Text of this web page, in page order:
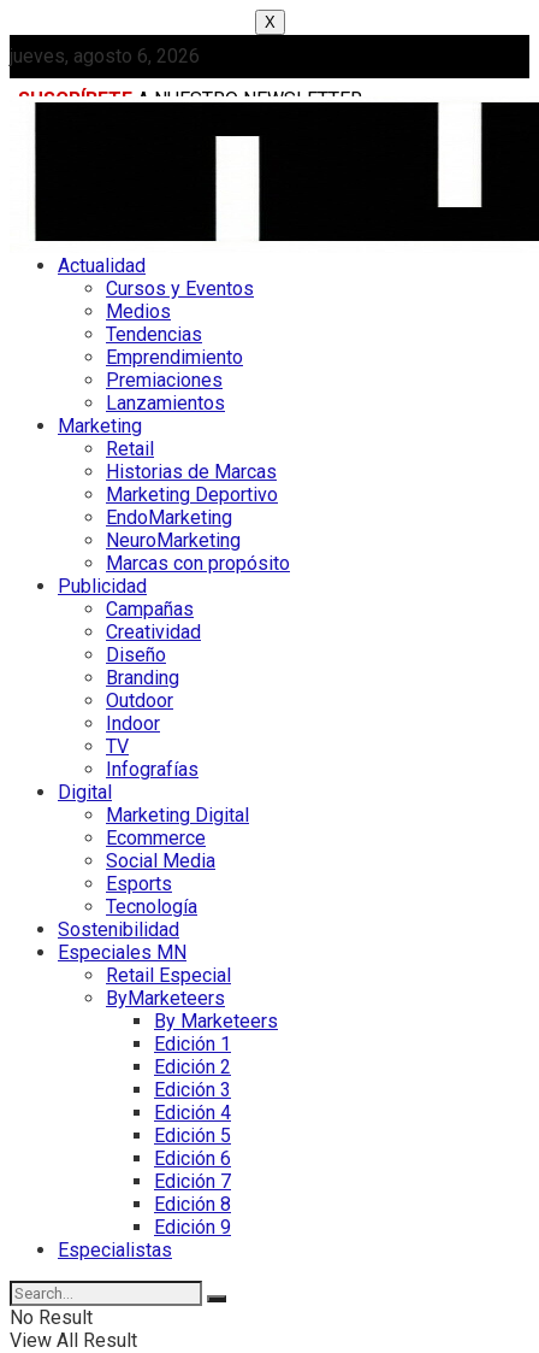
X
jueves, agosto 6, 2026
SUSCRÍBETE A NUESTRO NEWSLETTER
Actualidad
Cursos y Eventos
Medios
Tendencias
Emprendimiento
Premiaciones
Lanzamientos
Marketing
Retail
Historias de Marcas
Marketing Deportivo
EndoMarketing
NeuroMarketing
Marcas con propósito
Publicidad
Campañas
Creatividad
Diseño
Branding
Outdoor
Indoor
TV
Infografías
Digital
Marketing Digital
Ecommerce
Social Media
Esports
Tecnología
Sostenibilidad
Especiales MN
Retail Especial
ByMarketeers
By Marketeers
Edición 1
Edición 2
Edición 3
Edición 4
Edición 5
Edición 6
Edición 7
Edición 8
Edición 9
Especialistas
No Result
View All Result